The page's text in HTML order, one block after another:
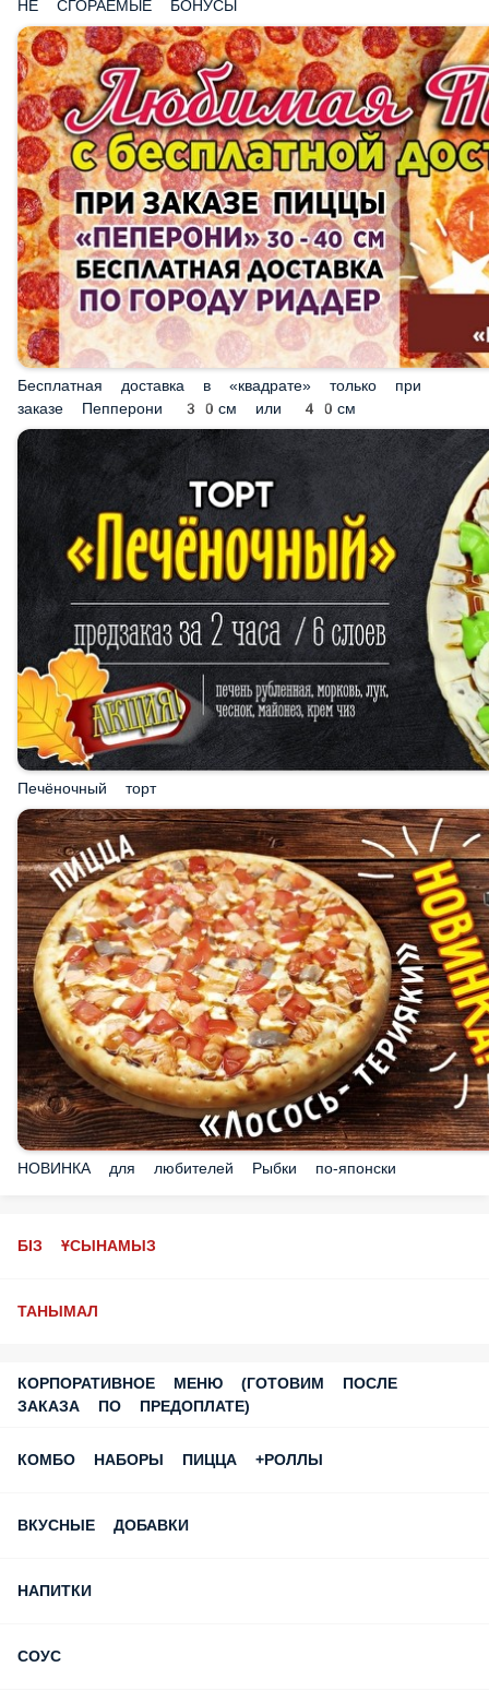
Бесплатная доставка в «квадрате» только при заказе
Пепперони 30см или 40см
Печёночный торт
НОВИНКА для любителей Рыбки по-японски
ТАНЫМАЛ
КОМБО НАБОРЫ ПИЦЦА +РОЛЛЫ
ВКУСНЫЕ ДОБАВКИ
НАПИТКИ
СОУС
ГОРЯЧАЯ ВЫПЕЧКА, БЛИНЫ, ПИРОГИ, ХАЧАПУРИ,